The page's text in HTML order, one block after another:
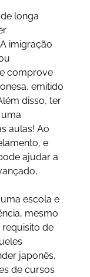
longa
imigração
comprove
emitido
disso, ter
aulas! Ao
e
ajudar a
escola e
mesmo
de
japonês,
de cursos